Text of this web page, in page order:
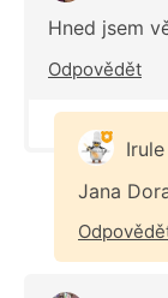
Hned jsem
Odpovědět
Irule
Jana